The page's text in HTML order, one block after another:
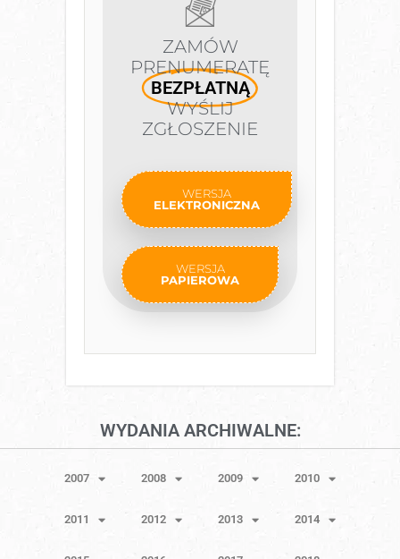
ZAMÓW
PRENUMERATĘ
BEZPŁATNĄ
WYŚLIJ
ZGŁOSZENIE
WERSJA
ELEKTRONICZNA
WERSJA
PAPIEROWA
WYDANIA ARCHIWALNE:
2007 2008 2009 2010
2011 2012 2013 2014